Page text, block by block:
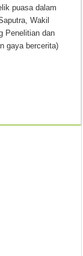
puasa dalam
Wakil
Penelitian dan
gaya bercerita)